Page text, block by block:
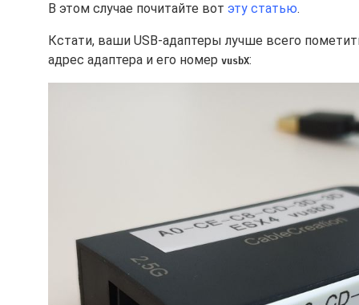
В этом случае почитайте вот эту статью.
Кстати, ваши USB-адаптеры лучше всего
адрес адаптера и его номер vusbX: